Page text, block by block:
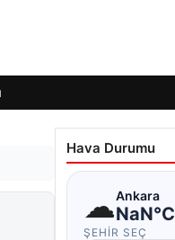
Hava Durumu
☁Ankara
NaN°C
ŞEHIR SEÇ